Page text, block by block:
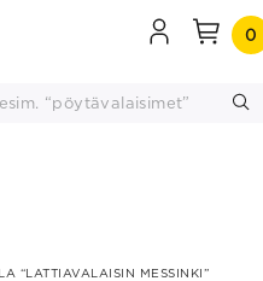
0
“LATTIAVALAISIN MESSINKI”